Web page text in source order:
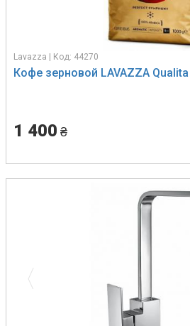
Lavazza | Код: 44270
Кофе зерновой LAVAZZA Qualita
1 400 ₴